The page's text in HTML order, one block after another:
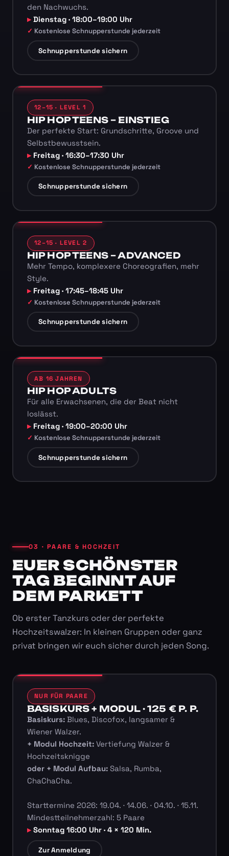
den Nachwuchs.
Dienstag · 18:00–19:00 Uhr
Kostenlose Schnupperstunde jederzeit
Schnupperstunde sichern
12–15 · LEVEL 1
HIP HOP TEENS – EINSTIEG
Der perfekte Start: Grundschritte, Groove und
Selbstbewusstsein.
Freitag · 16:30–17:30 Uhr
Kostenlose Schnupperstunde jederzeit
Schnupperstunde sichern
12–15 · LEVEL 2
HIP HOP TEENS – ADVANCED
Mehr Tempo, komplexere Choreografien, mehr
Style.
Freitag · 17:45–18:45 Uhr
Kostenlose Schnupperstunde jederzeit
Schnupperstunde sichern
AB 16 JAHREN
HIP HOP ADULTS
Für alle Erwachsenen, die der Beat nicht
loslässt.
Freitag · 19:00–20:00 Uhr
Kostenlose Schnupperstunde jederzeit
Schnupperstunde sichern
03 · PAARE & HOCHZEIT
EUER SCHÖNSTER
TAG BEGINNT AUF
DEM PARKETT
Ob erster Tanzkurs oder der perfekte
Hochzeitswalzer: In kleinen Gruppen oder ganz
privat bringen wir euch sicher durch jeden Song.
NUR FÜR PAARE
BASISKURS + MODUL · 125 € P. P.
Basiskurs:Blues, Discofox, langsamer &
Wiener Walzer.
+ Modul Hochzeit:Vertiefung Walzer &
Hochzeitsknigge
oder + Modul Aufbau:Salsa, Rumba,
ChaChaCha.
Starttermine 2026: 19.04. · 14.06. · 04.10. · 15.11.
Mindestteilnehmerzahl: 5 Paare
Sonntag 16:00 Uhr · 4 × 120 Min.
Zur Anmeldung